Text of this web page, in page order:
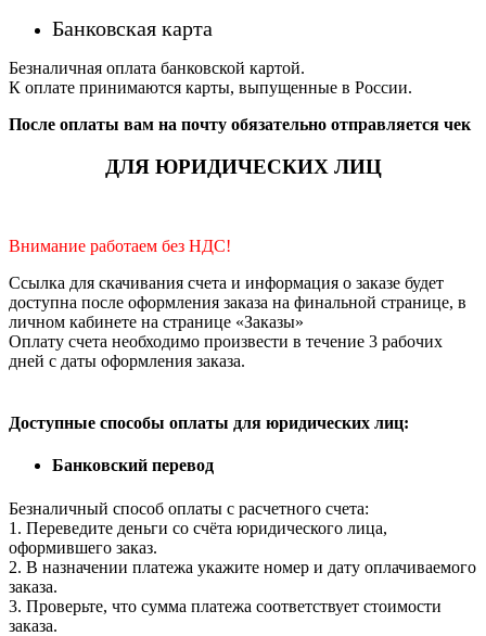
Банковская карта
Безналичная оплата банковской картой.
К оплате принимаются карты, выпущенные в России.
После оплаты вам на почту обязательно отправляется чек
ДЛЯ ЮРИДИЧЕСКИХ ЛИЦ
Внимание работаем без НДС!
Ссылка для скачивания счета и информация о заказе будет
доступна после оформления заказа на финальной странице, в
личном кабинете на странице «Заказы»
Оплату счета необходимо произвести в течение 3 рабочих
дней с даты оформления заказа.
Доступные способы оплаты для юридических лиц:
Банковский перевод
Безналичный способ оплаты с расчетного счета:
1. Переведите деньги со счёта юридического лица,
оформившего заказ.
2. В назначении платежа укажите номер и дату оплачиваемого
заказа.
3. Проверьте, что сумма платежа соответствует стоимости
заказа.